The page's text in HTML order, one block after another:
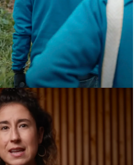
AWS
Offsite 2024
VER PROYECTO